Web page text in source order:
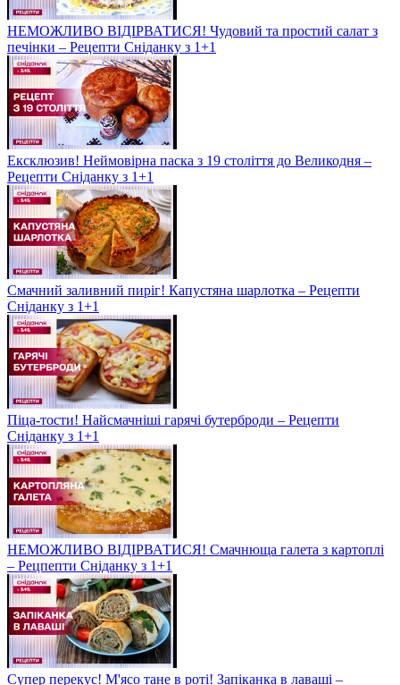
НЕМОЖЛИВО ВІДІРВАТИСЯ! Чудовий та простий салат з
печінки – Рецепти Сніданку з 1+1
Ексклюзив! Неймовірна паска з 19 століття до Великодня –
Рецепти Сніданку з 1+1
Смачний заливний пиріг! Капустяна шарлотка – Рецепти
Сніданку з 1+1
Піца-тости! Найсмачніші гарячі бутерброди – Рецепти
Сніданку з 1+1
НЕМОЖЛИВО ВІДІРВАТИСЯ! Смачнюща галета з картоплі
– Рецпепти Сніданку з 1+1
Супер перекус! М'ясо тане в роті! Запіканка в лаваші –